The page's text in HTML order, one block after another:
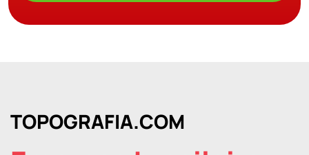
TOPOGRAFIA.COM